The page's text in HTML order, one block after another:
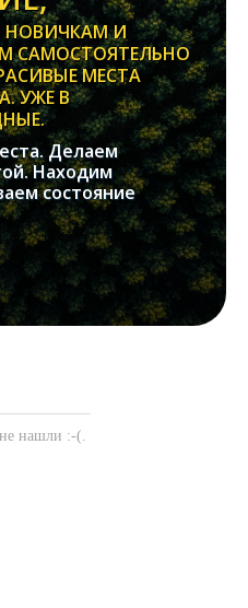
НОВИЧКАМ И
САМОСТОЯТЕЛЬНО
МЕСТА
УЖЕ В
Делаем
Находим
состояние
нашли :-(.